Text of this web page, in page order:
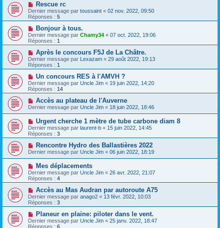
Rescue rc
Dernier message par toussaint « 02 nov. 2022, 09:50
Réponses : 5
Bonjour à tous.
Dernier message par Chamy34 « 07 oct. 2022, 19:06
Réponses : 1
Après le concours F5J de La Châtre.
Dernier message par Lexazam « 29 août 2022, 19:13
Réponses : 1
Un concours RES à l'AMVH ?
Dernier message par Uncle Jim « 19 juin 2022, 14:20
Réponses : 14
Accès au plateau de l'Auverne
Dernier message par Uncle Jim « 18 juin 2022, 18:46
Urgent cherche 1 mètre de tube carbone diam 8
Dernier message par laurent-b « 15 juin 2022, 14:45
Réponses : 3
Rencontre Hydro des Ballastières 2022
Dernier message par Uncle Jim « 06 juin 2022, 18:19
Mes déplacements
Dernier message par Uncle Jim « 26 avr. 2022, 21:07
Réponses : 4
Accès au Mas Audran par autoroute A75
Dernier message par anago2 « 13 févr. 2022, 10:03
Réponses : 3
Planeur en plaine: piloter dans le vent.
Dernier message par Uncle Jim « 25 janv. 2022, 18:47
Réponses : 6